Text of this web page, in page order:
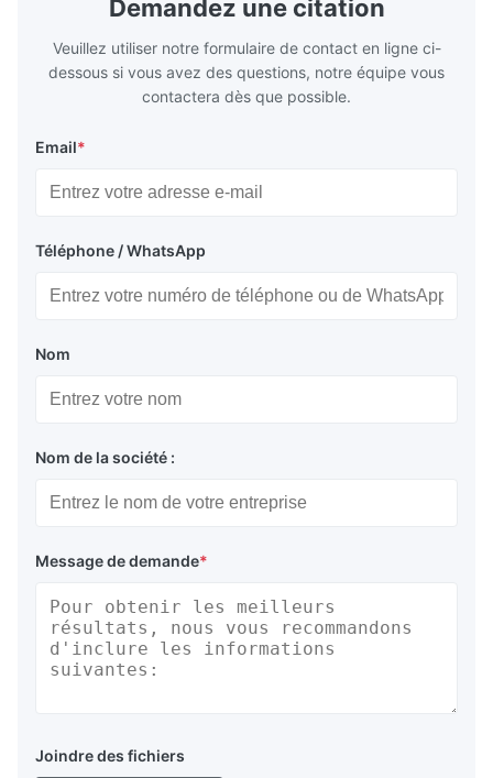
Plate Features Complex, Burr
Demandez une citation
Veuillez utiliser notre formulaire de contact en ligne ci-
dessous si vous avez des questions, notre équipe vous
contactera dès que possible.
Email*
Téléphone / WhatsApp
Nom
Nom de la société :
Message de demande*
Joindre des fichiers